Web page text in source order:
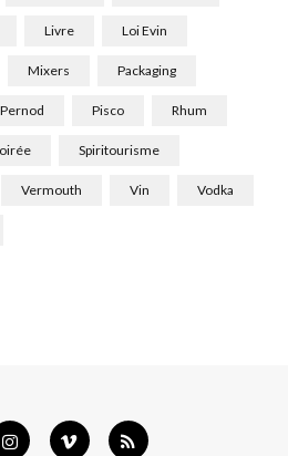
Livre Loi Evin
Mixers Packaging
Pernod Pisco Rhum
Spiritourisme
Vermouth Vin Vodka